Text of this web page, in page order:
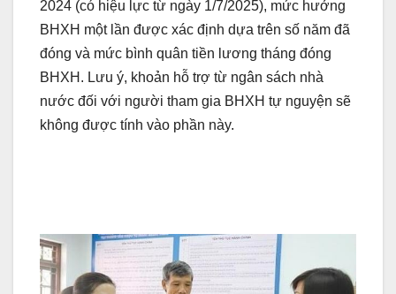
2024 (có hiệu lực từ ngày 1/7/2025), mức hưởng
BHXH một lần được xác định dựa trên số năm đã
đóng và mức bình quân tiền lương tháng đóng
BHXH. Lưu ý, khoản hỗ trợ từ ngân sách nhà
nước đối với người tham gia BHXH tự nguyện sẽ
không được tính vào phần này.